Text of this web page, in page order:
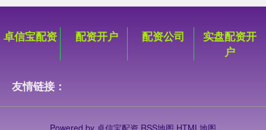
卓信宝配资 配资开户 配资公司
实盘配资开
户
友情链接：